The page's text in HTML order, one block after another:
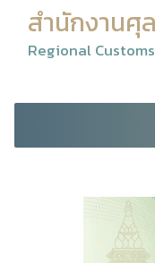
สำนักงานศุ
Regional